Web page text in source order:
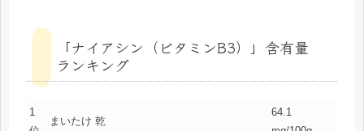
「ナイアシン（ビタミンB3）」含有量
ランキング
1
まいたけ 乾
64.1